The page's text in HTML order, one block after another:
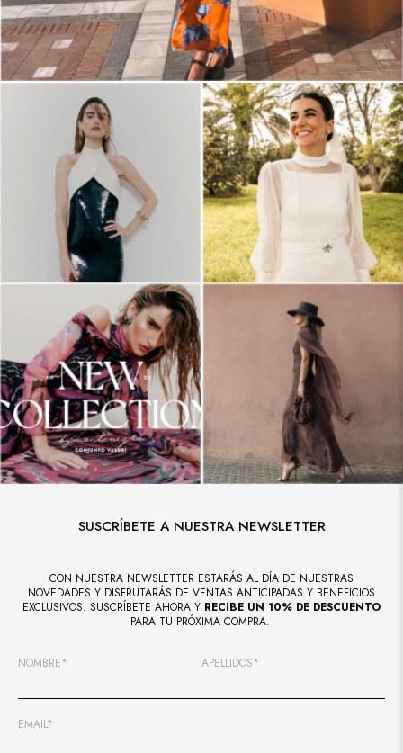
SUSCRÍBETE A NUESTRA NEWSLETTER
CON NUESTRA NEWSLETTER ESTARÁS AL DÍA DE NUESTRAS
NOVEDADES Y DISFRUTARÁS DE VENTAS ANTICIPADAS Y BENEFICIOS
EXCLUSIVOS. SUSCRÍBETE AHORA Y RECIBE UN 10% DE DESCUENTO
PARA TU PRÓXIMA COMPRA.
NOMBRE* APELLIDOS*
EMAIL*